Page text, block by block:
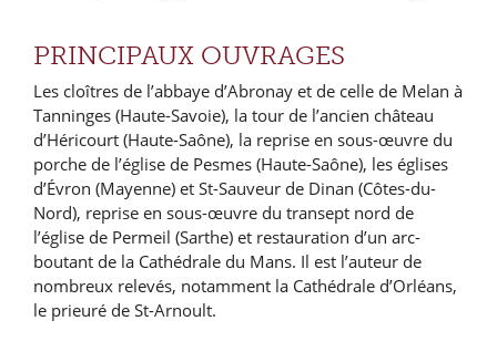
PRINCIPAUX OUVRAGES
Les cloîtres de l’abbaye d’Abronay et de celle de Melan à
Tanninges (Haute-Savoie), la tour de l’ancien château
d’Héricourt (Haute-Saône), la reprise en sous-œuvre du
porche de l’église de Pesmes (Haute-Saône), les églises
d’Évron (Mayenne) et St-Sauveur de Dinan (Côtes-du-
Nord), reprise en sous-œuvre du transept nord de
l’église de Permeil (Sarthe) et restauration d’un arc-
boutant de la Cathédrale du Mans. Il est l’auteur de
nombreux relevés, notamment la Cathédrale d’Orléans,
le prieuré de St-Arnoult.